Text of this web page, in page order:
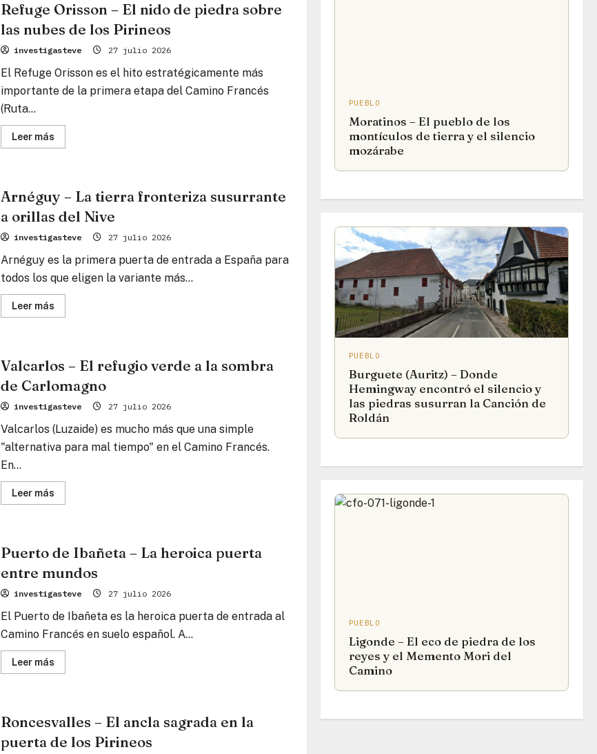
primera
bastión
de
piedra
en
el
de
los
Pirineos
Refuge Orisson – El nido de piedra sobre
las nubes de los Pirineos
investigasteve 27 julio 2026
El Refuge Orisson es el hito estratégicamente más
importante de la primera etapa del Camino Francés
(Ruta...
Leer másLee
más
El
nido
de
piedra
sobre
las
de
Pirineos
Arnéguy – La tierra fronteriza susurrante
a orillas del Nive
investigasteve 27 julio 2026
Arnéguy es la primera puerta de entrada a España para
todos los que eligen la variante más...
Leer másLee
más
tierra
fronteriza
susurrante
a
orillas
del
Valcarlos – El refugio verde a la sombra
de Carlomagno
investigasteve 27 julio 2026
Valcarlos (Luzaide) es mucho más que una simple
"alternativa para mal tiempo" en el Camino Francés.
En...
Leer másLee
más
refugio
verde
a
la
sombra
de
Puerto de Ibañeta – La heroica puerta
entre mundos
investigasteve 27 julio 2026
El Puerto de Ibañeta es la heroica puerta de entrada al
Camino Francés en suelo español. A...
Leer másLee
más
–
La
heroica
puerta
Roncesvalles – El ancla sagrada en la
puerta de los Pirineos
PUEBLO
Moratinos – El pueblo de los
montículos de tierra y el silencio
mozárabe
PUEBLO
Burguete (Auritz) – Donde
Hemingway encontró el silencio y
las piedras susurran la Canción de
Roldán
PUEBLO
Ligonde – El eco de piedra de los
reyes y el Memento Mori del
Camino